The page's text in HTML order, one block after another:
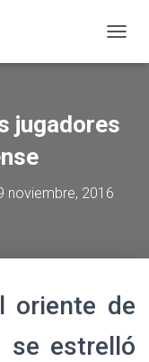
jugadores
noviembre, 2016
oriente de
se estrelló